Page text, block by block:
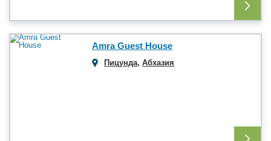
Amra Guest House
Пицунда,Абхазия